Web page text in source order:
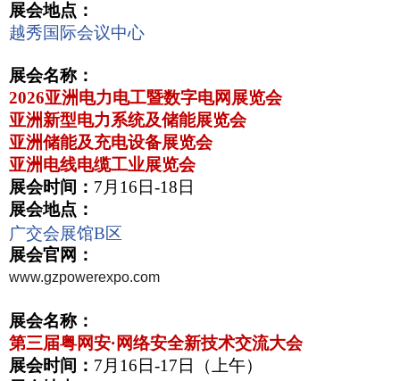
展会地点：
越秀国际会议中心
展会名称：
2026亚洲电力电工暨数字电网展览会
亚洲新型电力系统及储能展览会
亚洲储能及充电设备展览会
亚洲电线电缆工业展览会
展会时间： 7 月 16 日-18 日
展会地点：
广交会展馆B 区
展会官网：
www.gzpowerexpo.com
展会名称：
第三届粤网安·网络安全新技术交流大会
展会时间： 7 月 16 日-17 日（上午）